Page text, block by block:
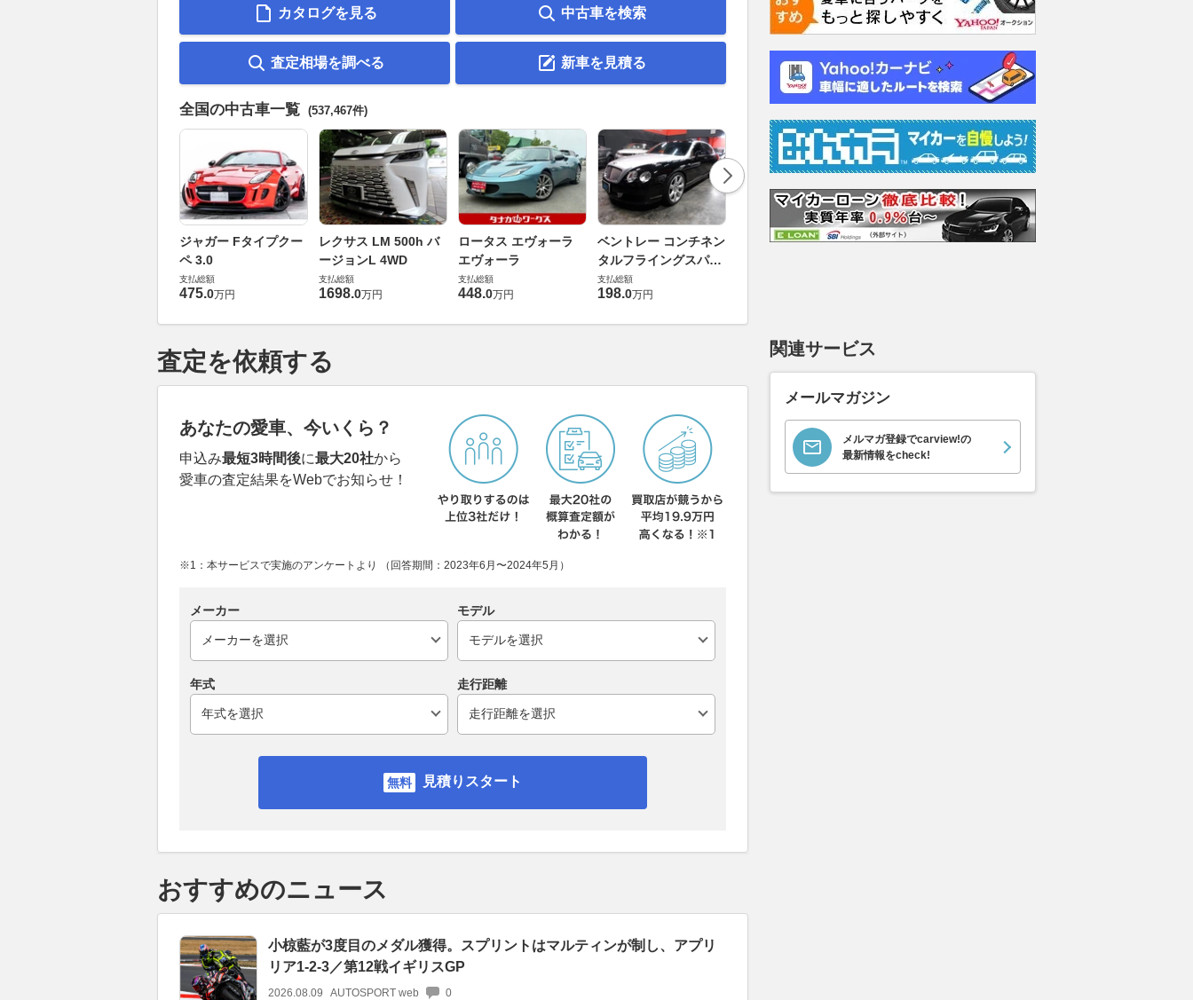
カタログを見る 中古車を検索
査定相場を調べる 新車を見積る
全国の中古車一覧 (537,467件)
ジャガー Fタイプクー
ペ 3.0
支払総額
475.0万円
レクサス LM 500h バ
ージョンL 4WD
支払総額
1698.0万円
ロータス エヴォーラ
エヴォーラ
支払総額
448.0万円
ベントレー コンチネン
タルフライングスパー
6.0 4WD
支払総額
198.0万円
ダイハツ ムーヴキャン
ロールスロイス ゴース
ホンダ NSX 3.0
査定を依頼する
あなたの愛車、今いくら？
申込み最短3時間後に最大20社から
愛車の査定結果をWebでお知らせ！
※1：本サービスで実施のアンケートより （回答期間：2023年6月〜2024年5月）
メーカー モデル
年式 走行距離
見積りスタート
おすすめのニュース
小椋藍が3度目のメダル獲得。スプリントはマルティンが制し、アプリ
リア1-2-3／第12戦イギリスGP
2026.08.09 AUTOSPORT web 0
関連サービス
メールマガジン
メルマガ登録でcarview!の
最新情報をcheck!